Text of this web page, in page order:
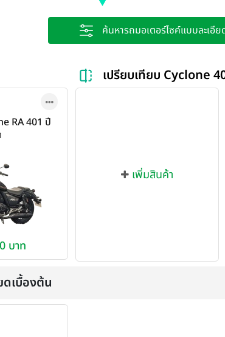
ค้นหารถมอเตอร์ไซค์แบบละเอีย
เปรียบเทียบ Cyclone
RA 401 ปี
บาท
เพิ่มสินค้า
ดเบื้องต้น